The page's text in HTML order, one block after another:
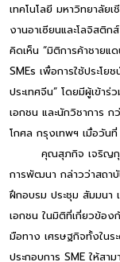
เทคโนโลยี มหาวิทยาลัย
งานอาเซียนและโลจิสติ
คิดเห็น “มิติการค้าชาย
SMEs เพื่อการใช้ประโ
ประเทศจีน” โดยมีผู้เข้า
เอกชน และนักวิชาการ
โกศล กรุงเทพฯ เมื่อวัน
คุณสุภกิจ เจริญกุล ผู้อ
การพัฒนา กล่าวว่าสถา
ฝึกอบรม ประชุม สัมมนา
เอกชน ในมิติที่เกี่ยวข้อ
มือทาง เศรษฐกิจทั้งใน
ประกอบการ SME ให้สา